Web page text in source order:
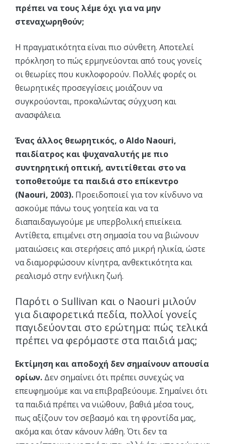
πρέπει να τους λέμε όχι για να μην
στεναχωρηθούν;
Η πραγματικότητα είναι πιο σύνθετη. Αποτελεί
πρόκληση το πώς ερμηνεύονται από τους γονείς
οι θεωρίες που κυκλοφορούν. Πολλές φορές οι
θεωρητικές προσεγγίσεις μοιάζουν να
συγκρούονται, προκαλώντας σύγχυση και
ανασφάλεια.
Ένας άλλος θεωρητικός, ο Aldo Naouri,
παιδίατρος και ψυχαναλυτής με πιο
συντηρητική οπτική, αντιτίθεται στο να
τοποθετούμε τα παιδιά στο επίκεντρο
(Naouri, 2003). Προειδοποιεί για τον κίνδυνο να
ασκούμε πάνω τους γοητεία και να τα
διαπαιδαγωγούμε με υπερβολική επιείκεια.
Αντίθετα, επιμένει στη σημασία του να βιώνουν
ματαιώσεις και στερήσεις από μικρή ηλικία, ώστε
να διαμορφώσουν κίνητρα, ανθεκτικότητα και
ρεαλισμό στην ενήλικη ζωή.
Παρότι ο Sullivan και ο Naouri μιλούν
για διαφορετικά πεδία, πολλοί γονείς
παγιδεύονται στο ερώτημα: πώς τελικά
πρέπει να φερόμαστε στα παιδιά μας;
Εκτίμηση και αποδοχή δεν σημαίνουν απουσία
ορίων. Δεν σημαίνει ότι πρέπει συνεχώς να
επευφημούμε και να επιβραβεύουμε. Σημαίνει ότι
τα παιδιά πρέπει να νιώθουν, βαθιά μέσα τους,
πως αξίζουν τον σεβασμό και τη φροντίδα μας,
ακόμα και όταν κάνουν λάθη. Ότι δεν τα